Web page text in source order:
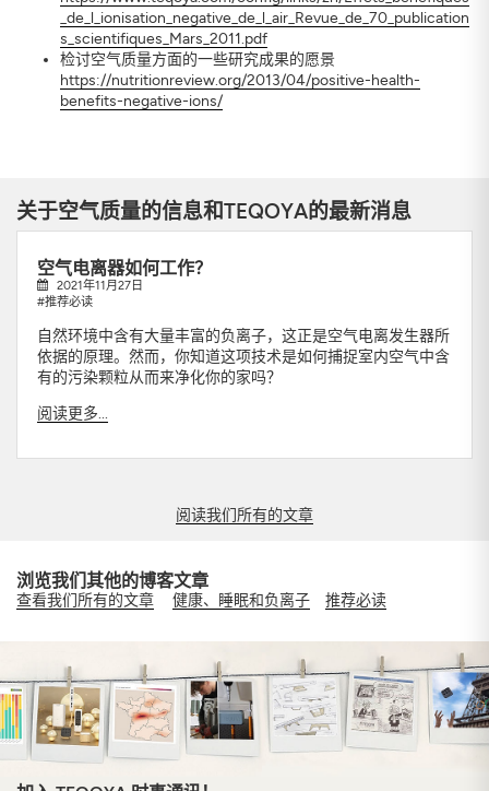
_de_l_ionisation_negative_de_l_air_Revue_de_70_publication
s_scientifiques_Mars_2011.pdf
检讨空气质量方面的一些研究成果的愿景
https://nutritionreview.org/2013/04/positive-health-
benefits-negative-ions/
关于空气质量的信息和TEQOYA的最新消息
空气电离器如何工作？
2021年11月27日
#推荐必读
自然环境中含有大量丰富的负离子，这正是空气电离发生器所
依据的原理。然而，你知道这项技术是如何捕捉室内空气中含
有的污染颗粒从而来净化你的家吗？
阅读更多...
阅读我们所有的文章
浏览我们其他的博客文章
查看我们所有的文章 健康、睡眠和负离子 推荐必读